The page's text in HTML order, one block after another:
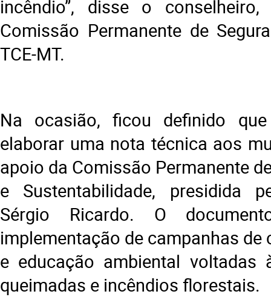
incêndio”, disse o
Comissão Permanente de
TCE-MT.
Na ocasião, ficou definido
elaborar uma nota técnica aos
apoio da Comissão Permanente
e Sustentabilidade, presidida
Sérgio Ricardo. O
implementação de campanhas
e educação ambiental voltadas
queimadas e incêndios florestais.